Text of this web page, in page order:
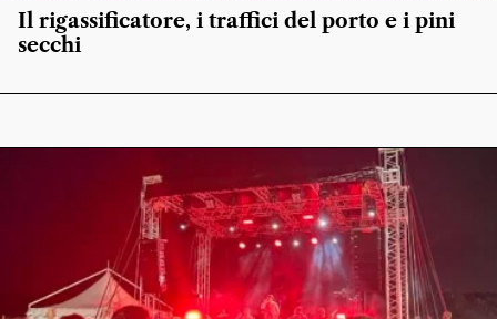
Il rigassificatore, i traffici del porto e i pini
secchi